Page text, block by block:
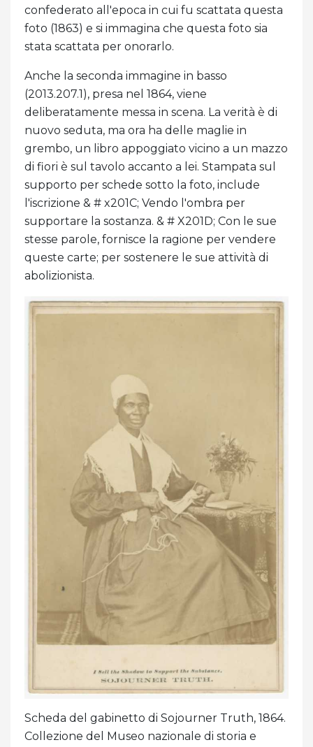
confederato all'epoca in cui fu scattata questa
foto (1863) e si immagina che questa foto sia
stata scattata per onorarlo.
Anche la seconda immagine in basso
(2013.207.1), presa nel 1864, viene
deliberatamente messa in scena. La verità è di
nuovo seduta, ma ora ha delle maglie in
grembo, un libro appoggiato vicino a un mazzo
di fiori è sul tavolo accanto a lei. Stampata sul
supporto per schede sotto la foto, include
l'iscrizione & # x201C; Vendo l'ombra per
supportare la sostanza. & # X201D; Con le sue
stesse parole, fornisce la ragione per vendere
queste carte; per sostenere le sue attività di
abolizionista.
Scheda del gabinetto di Sojourner Truth, 1864.
Collezione del Museo nazionale di storia e